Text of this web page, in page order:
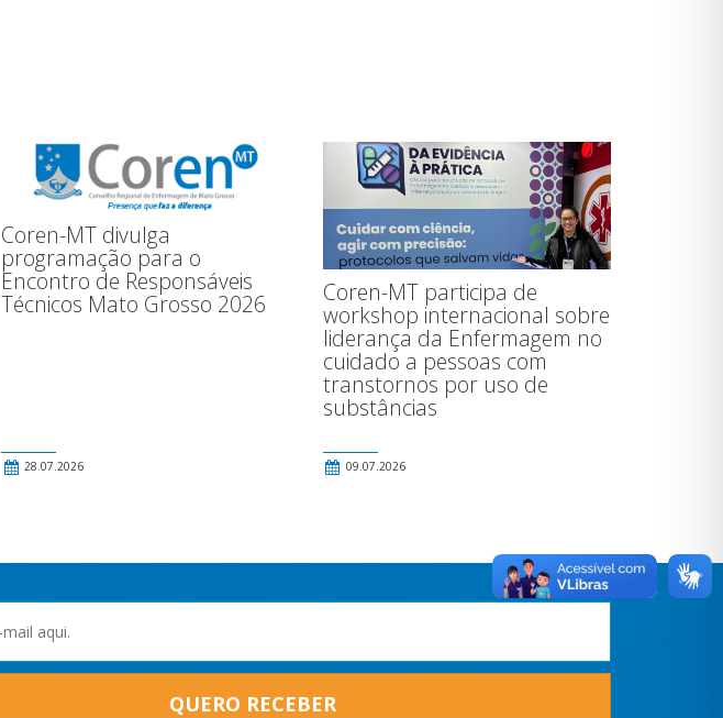
Coren-MT divulga
programação para o
Encontro de Responsáveis
Técnicos Mato Grosso 2026
28.07.2026
Coren-MT participa de
workshop internacional sobre
liderança da Enfermagem no
cuidado a pessoas com
transtornos por uso de
substâncias
09.07.2026
QUERO RECEBER